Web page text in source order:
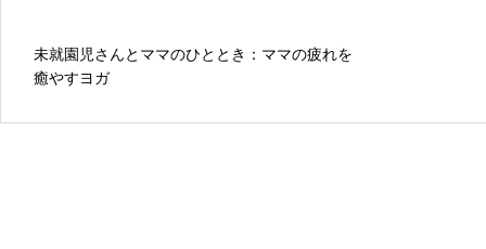
未就園児さんとママのひととき：ママの疲れを
癒やすヨガ